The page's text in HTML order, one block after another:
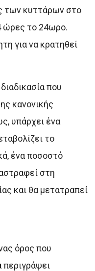
των κυττάρων στο
ώρες το 24ωρο.
για να κρατηθεί
που
κανονικής
υπάρχει ένα
το
ένα ποσοστό
στη
και θα μετατραπεί
όρος που
περιγράψει